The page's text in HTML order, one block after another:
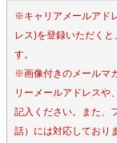
※キャリアメールアド
レス)を登録いただく
す。
※画像付きのメールマ
リーメールアドレスや
記入ください。また、
話）には対応しており